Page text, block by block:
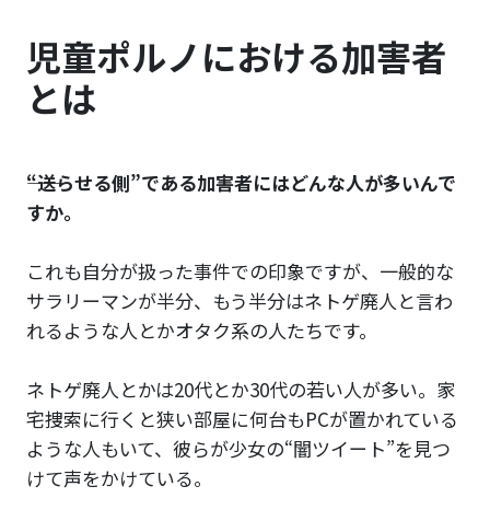
児童ポルノにおける加害者
とは
――“送らせる側”である加害者にはどんな人が多いんで
すか。
これも自分が扱った事件での印象ですが、一般的な
サラリーマンが半分、もう半分はネトゲ廃人と言わ
れるような人とかオタク系の人たちです。
ネトゲ廃人とかは20代とか30代の若い人が多い。家
宅捜索に行くと狭い部屋に何台もPCが置かれている
ような人もいて、彼らが少女の“闇ツイート”を見つ
けて声をかけている。